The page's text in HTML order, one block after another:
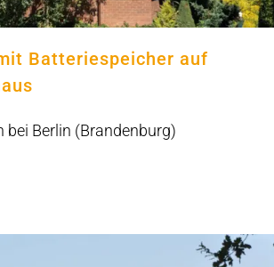
Batteriespeicher auf
bei Berlin (Brandenburg)